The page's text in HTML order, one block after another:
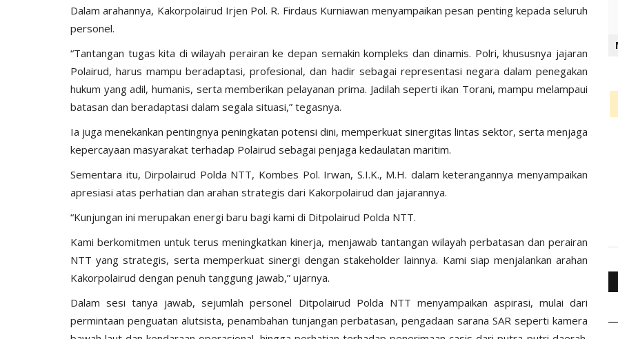
Dalam arahannya, Kakorpolairud Irjen Pol. R. Firdaus Kurniawan menyampaikan pesan penting kepada seluruh
personel.
“Tantangan tugas kita di wilayah perairan ke depan semakin kompleks dan dinamis. Polri, khususnya jajaran
Polairud, harus mampu beradaptasi, profesional, dan hadir sebagai representasi negara dalam penegakan
hukum yang adil, humanis, serta memberikan pelayanan prima. Jadilah seperti ikan Torani, mampu melampaui
batasan dan beradaptasi dalam segala situasi,” tegasnya.
Ia juga menekankan pentingnya peningkatan potensi dini, memperkuat sinergitas lintas sektor, serta menjaga
kepercayaan masyarakat terhadap Polairud sebagai penjaga kedaulatan maritim.
Sementara itu, Dirpolairud Polda NTT, Kombes Pol. Irwan, S.I.K., M.H. dalam keterangannya menyampaikan
apresiasi atas perhatian dan arahan strategis dari Kakorpolairud dan jajarannya.
“Kunjungan ini merupakan energi baru bagi kami di Ditpolairud Polda NTT.
Kami berkomitmen untuk terus meningkatkan kinerja, menjawab tantangan wilayah perbatasan dan perairan
NTT yang strategis, serta memperkuat sinergi dengan stakeholder lainnya. Kami siap menjalankan arahan
Kakorpolairud dengan penuh tanggung jawab,” ujarnya.
Dalam sesi tanya jawab, sejumlah personel Ditpolairud Polda NTT menyampaikan aspirasi, mulai dari
permintaan penguatan alutsista, penambahan tunjangan perbatasan, pengadaan sarana SAR seperti kamera